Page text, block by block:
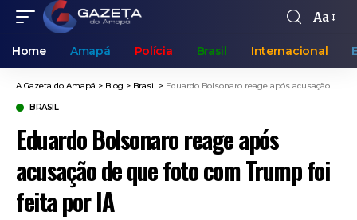
Aa
Home Amapá Polícia Brasil Internacional
A Gazeta do Amapá > Blog > Brasil > Eduardo Bolsonaro reage após acusação de que foto com Trump foi feita por IA
BRASIL
Eduardo Bolsonaro reage após
acusação de que foto com Trump foi
feita por IA